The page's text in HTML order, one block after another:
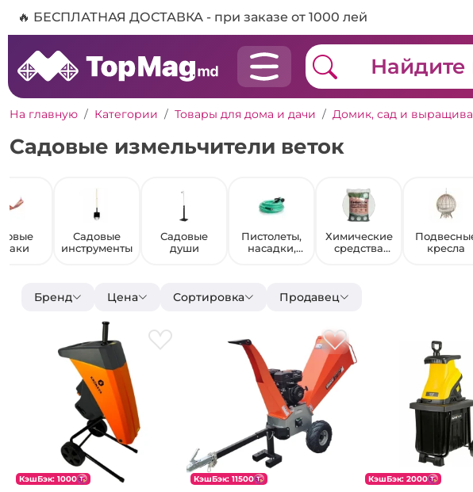
🔥 БЕСПЛАТНАЯ ДОСТАВКА - при заказе от 1000 лей
На главную Категории Товары для дома и дачи Домик, сад и
Садовые измельчители веток
Садовые
инструменты
Садовые
души
Пистолеты,
насадки,
Химические
средства
кресла
Бренд Цена Сортировка Продавец
КэшБэк: 1000 КэшБэк: 11500 КэшБэк: 2000